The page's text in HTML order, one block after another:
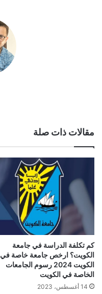
مقالات ذات صلة
كم تكلفة الدراسة في جامعة
الكويت؟ ارخص جامعة خاصة في
الكويت 2024 رسوم الجامعات
الخاصة في الكويت
14 أغسطس، 2023